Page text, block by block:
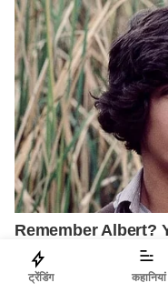
ट्रेंडिंग कहानियां